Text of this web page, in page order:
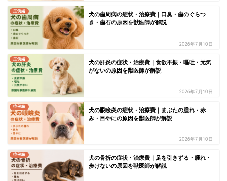
症例編
犬の歯周病の症状・治療費｜口臭・歯のぐらつ
き・歯石の原因を獣医師が解説
2026年7月10日
症例編
犬の肝炎の症状・治療費｜食欲不振・嘔吐・元気
がないの原因を獣医師が解説
2026年7月10日
症例編
犬の眼瞼炎の症状・治療費｜まぶたの腫れ・赤
み・目やにの原因を獣医師が解説
2026年7月10日
症例編
犬の骨折の症状・治療費｜足を引きずる・腫れ・
歩けないの原因を獣医師が解説